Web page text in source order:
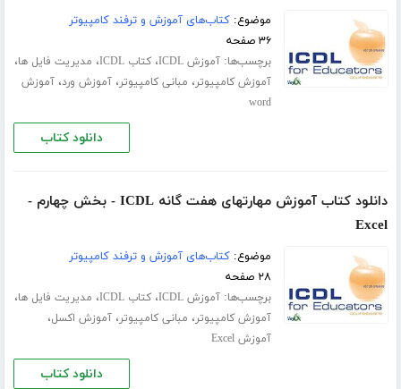
موضوع:کتاب‌های آموزش و ترفند کامپیوتر
۳۶ صفحه
برچسب‌ها:آموزش ICDL ،کتاب ICDL ، مدیریت فایل ها،
آموزش کامپیوتر، مبانی کامپیوتر،آموزش ورد،آموزش
word
دانلود کتاب
دانلود کتاب آموزش مهارتهای هفت گانه ICDL - بخش چهارم -
Excel
موضوع:کتاب‌های آموزش و ترفند کامپیوتر
۲۸ صفحه
برچسب‌ها:آموزش ICDL ،کتاب ICDL ، مدیریت فایل ها،
آموزش کامپیوتر، مبانی کامپیوتر،آموزش اکسل،
آموزش Excel
دانلود کتاب